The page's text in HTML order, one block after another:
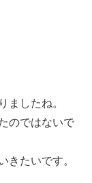
ましたね。
のではないで
きたいです。